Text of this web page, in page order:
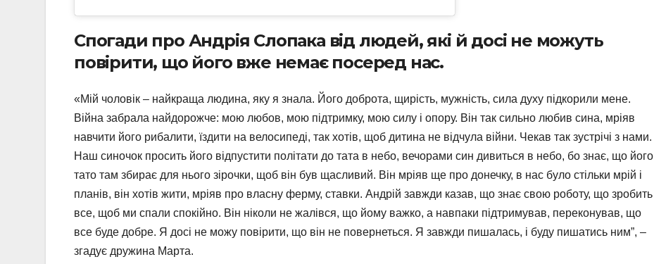
Спогади про Андрія Слопака від людей, які й досі не можуть
повірити, що його вже немає посеред нас.
«Мій чоловік – найкраща людина, яку я знала. Його доброта, щирість, мужність, сила духу підкорили мене.
Війна забрала найдорожче: мою любов, мою підтримку, мою силу і опору. Він так сильно любив сина, мріяв
навчити його рибалити, їздити на велосипеді, так хотів, щоб дитина не відчула війни. Чекав так зустрічі з нами.
Наш синочок просить його відпустити політати до тата в небо, вечорами син дивиться в небо, бо знає, що його
тато там збирає для нього зірочки, щоб він був щасливий. Він мріяв ще про донечку, в нас було стільки мрій і
планів, він хотів жити, мріяв про власну ферму, ставки. Андрій завжди казав, що знає свою роботу, що зробить
все, щоб ми спали спокійно. Він ніколи не жалівся, що йому важко, а навпаки підтримував, переконував, що
все буде добре. Я досі не можу повірити, що він не повернеться. Я завжди пишалась, і буду пишатись ним”, –
згадує дружина Марта.